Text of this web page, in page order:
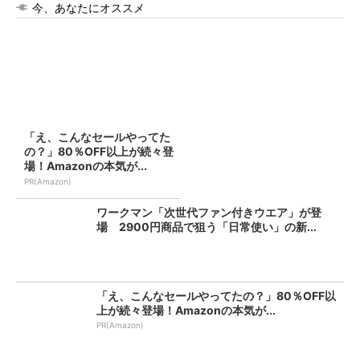
今、あなたにオススメ
「え、こんなセールやってた
の？」80％OFF以上が続々登
場！Amazonの本気が...
PR(Amazon)
ワークマン「次世代ファン付きウエア」が登
場 2900円商品で狙う「日常使い」の新...
「え、こんなセールやってたの？」80％OFF以
上が続々登場！Amazonの本気が...
PR(Amazon)